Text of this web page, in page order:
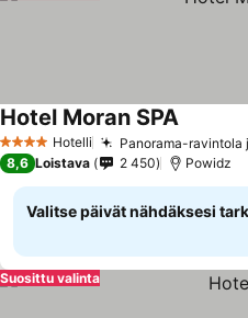
4 Tähtiluokitus
Hotelli Panorama-ravintola
Hotel Moran SPA
8,6 Loistava 2 450 Powidz
Valitse päivät nähdäksesi
Suosittu valinta